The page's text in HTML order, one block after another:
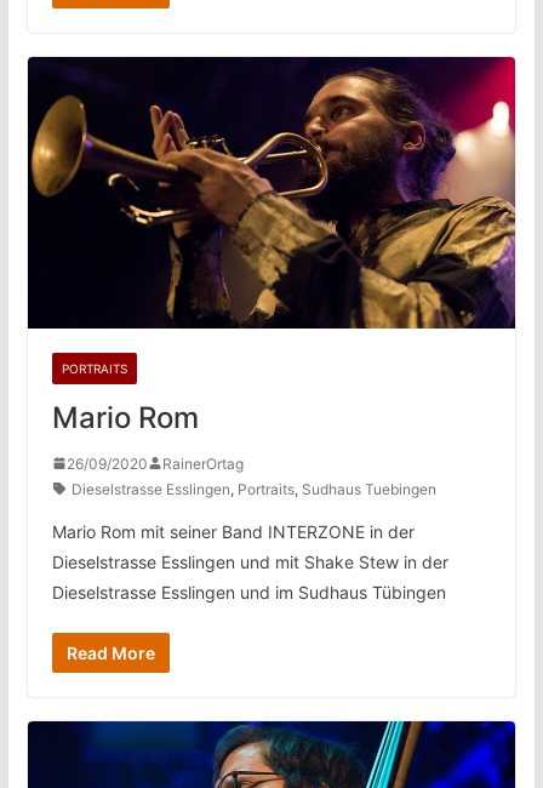
PORTRAITS
Mario Rom
26/09/2020
RainerOrtag
Dieselstrasse Esslingen, Portraits, Sudhaus Tuebingen
Mario Rom mit seiner Band INTERZONE in der
Dieselstrasse Esslingen und mit Shake Stew in der
Dieselstrasse Esslingen und im Sudhaus Tübingen
Read More